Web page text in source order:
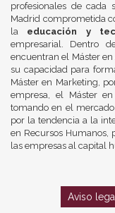
profesionales de cada
Madrid comprometida
la educación y
empresarial. Dentro
encuentran el Máster
su capacidad para
Máster en Marketing,
empresa, el Máster
tomando en el
por la tendencia a la
en Recursos Humanos,
las empresas al capital
Aviso legal